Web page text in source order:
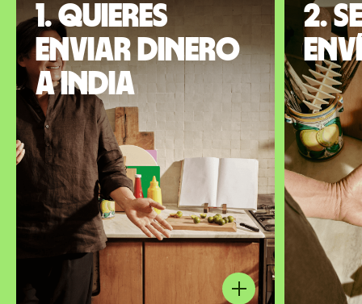
1. Quieres
enviar dinero
a India
2.